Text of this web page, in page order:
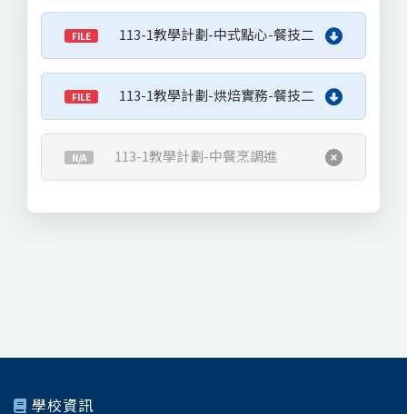
FILE 113-1教學計劃-中式點心-餐技二
FILE 113-1教學計劃-烘焙實務-餐技二
N/A 113-1教學計劃-中餐烹調進
學校資訊